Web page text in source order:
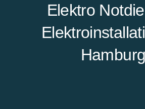
Elektro
Hamburg